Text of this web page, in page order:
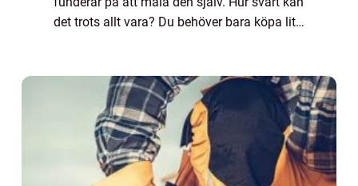
det trots allt vara? Du behöver bara köpa lite